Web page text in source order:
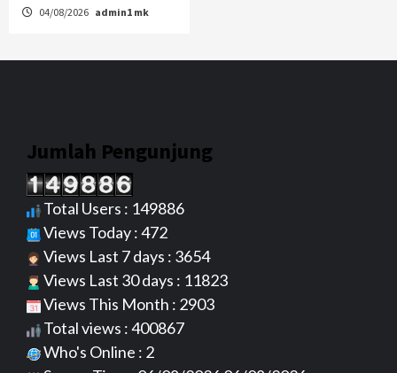
04/08/2026 admin1 mk
Jumlah Pengunjung
Total Users : 149886
Views Today : 472
Views Last 7 days : 3654
Views Last 30 days : 11823
Views This Month : 2903
Total views : 400867
Who's Online : 2